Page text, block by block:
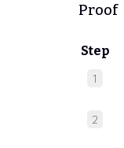
Proof
Step
1
2